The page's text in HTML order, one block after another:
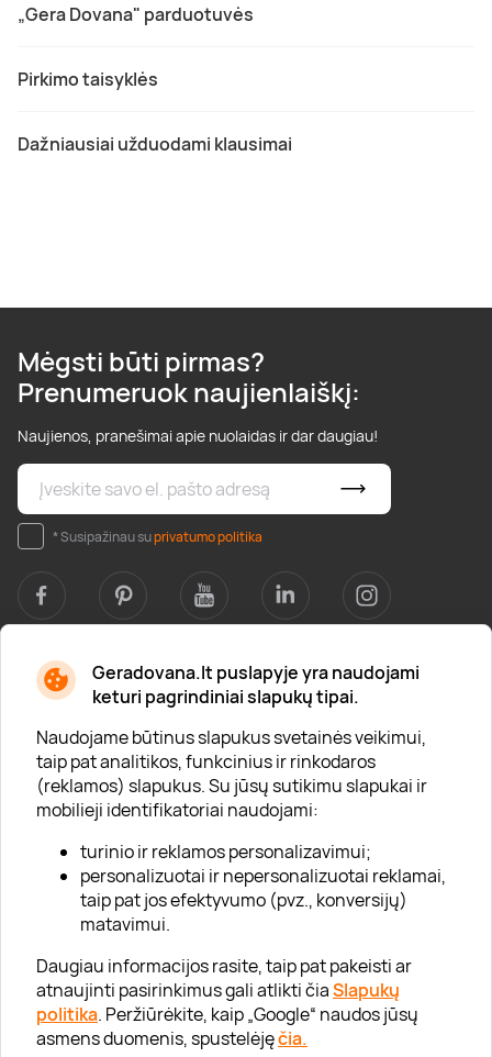
Geradovana.lt puslapyje yra naudojami
keturi pagrindiniai slapukų tipai.
Naudojame būtinus slapukus svetainės veikimui,
taip pat analitikos, funkcinius ir rinkodaros
(reklamos) slapukus. Su jūsų sutikimu slapukai ir
mobilieji identifikatoriai naudojami:
turinio ir reklamos personalizavimui;
personalizuotai ir nepersonalizuotai reklamai,
taip pat jos efektyvumo (pvz., konversijų)
matavimui.
Daugiau informacijos rasite, taip pat pakeisti ar
atnaujinti pasirinkimus gali atlikti čiaSlapukų
politika. Peržiūrėkite, kaip „Google“ naudos jūsų
asmens duomenis, spustelėjęčia.
„Gera Dovana" parduotuvės
Pirkimo taisyklės
Dažniausiai užduodami klausimai
Mėgsti būti pirmas?
Prenumeruok naujienlaiškį:
Naujienos, pranešimai apie nuolaidas ir dar daugiau!
* Susipažinau suprivatumo politika
Apie mus
Apie „Gera Dovana“
Lojalumo klubas
Karjera
Visi partneriai
Kontaktai
Tinklaraštis
Informacija